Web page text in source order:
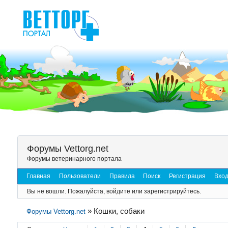
Форумы Vettorg.net
Форумы ветеринарного портала
Главная Пользователи Правила Поиск Регистрация Вход
Вы не вошли. Пожалуйста, войдите или зарегистрируйтесь.
Форумы Vettorg.net » Кошки, собаки